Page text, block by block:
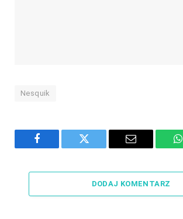
Nesquik
Facebook Twitter Email
DODAJ KOMENTARZ